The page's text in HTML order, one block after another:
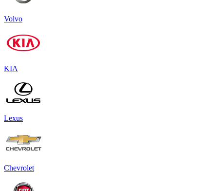
Volvo
KIA
Lexus
Chevrolet